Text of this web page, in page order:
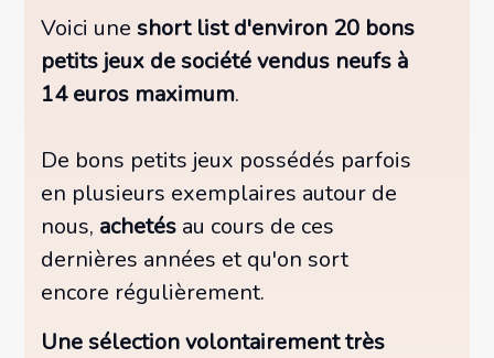
Voici une short list d'environ 20 bons
petits jeux de société vendus neufs à
14 euros maximum.
De bons petits jeux possédés parfois
en plusieurs exemplaires autour de
nous, achetés au cours de ces
dernières années et qu'on sort
encore régulièrement.
Une sélection volontairement très